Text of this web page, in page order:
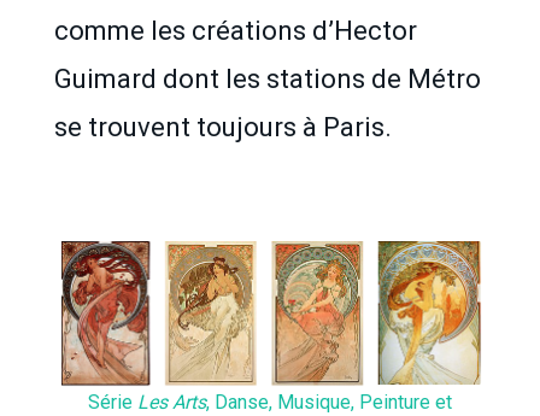
comme les créations d’Hector
Guimard dont les stations de Métro
se trouvent toujours à Paris.
Série Les Arts, Danse, Musique, Peinture et